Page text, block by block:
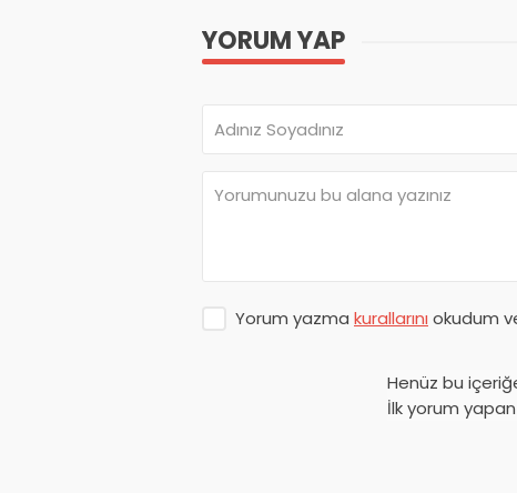
YORUM YAP
Yorum yazma kurallarını okudum
Henüz bu
İlk yorum